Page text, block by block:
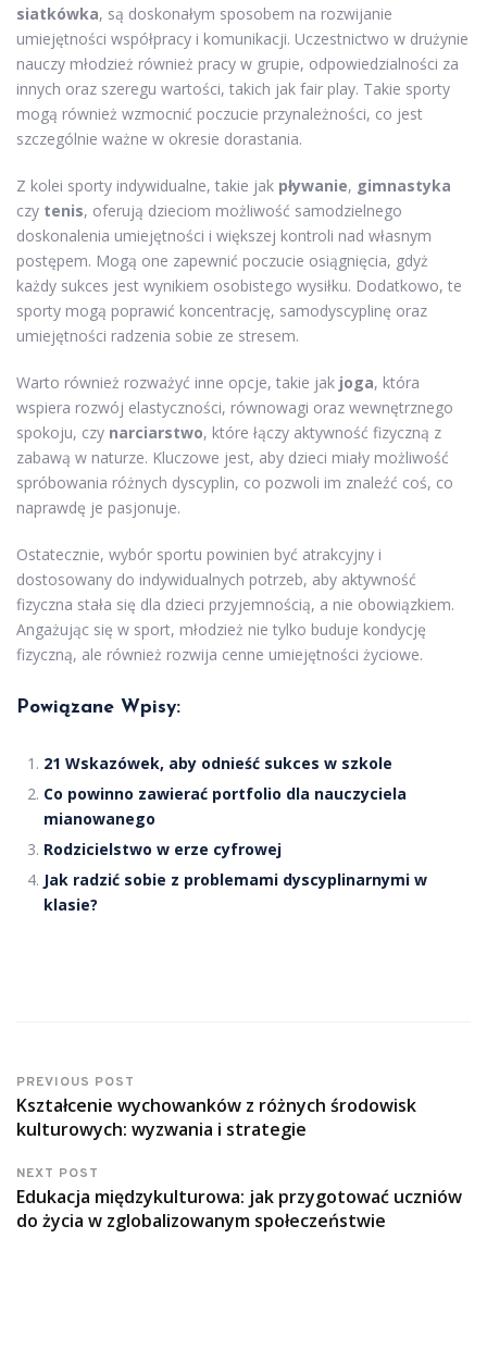
siatkówka, są doskonałym sposobem na rozwijanie
umiejętności współpracy i komunikacji. Uczestnictwo w drużynie
nauczy młodzież również pracy w grupie, odpowiedzialności za
innych oraz szeregu wartości, takich jak fair play. Takie sporty
mogą również wzmocnić poczucie przynależności, co jest
szczególnie ważne w okresie dorastania.
Z kolei sporty indywidualne, takie jak pływanie, gimnastyka
czy tenis, oferują dzieciom możliwość samodzielnego
doskonalenia umiejętności i większej kontroli nad własnym
postępem. Mogą one zapewnić poczucie osiągnięcia, gdyż
każdy sukces jest wynikiem osobistego wysiłku. Dodatkowo, te
sporty mogą poprawić koncentrację, samodyscyplinę oraz
umiejętności radzenia sobie ze stresem.
Warto również rozważyć inne opcje, takie jak joga, która
wspiera rozwój elastyczności, równowagi oraz wewnętrznego
spokoju, czy narciarstwo, które łączy aktywność fizyczną z
zabawą w naturze. Kluczowe jest, aby dzieci miały możliwość
spróbowania różnych dyscyplin, co pozwoli im znaleźć coś, co
naprawdę je pasjonuje.
Ostatecznie, wybór sportu powinien być atrakcyjny i
dostosowany do indywidualnych potrzeb, aby aktywność
fizyczna stała się dla dzieci przyjemnością, a nie obowiązkiem.
Angażując się w sport, młodzież nie tylko buduje kondycję
fizyczną, ale również rozwija cenne umiejętności życiowe.
Powiązane Wpisy:
21 Wskazówek, aby odnieść sukces w szkole
Co powinno zawierać portfolio dla nauczyciela
mianowanego
Rodzicielstwo w erze cyfrowej
Jak radzić sobie z problemami dyscyplinarnymi w
klasie?
PREVIOUS POST
Kształcenie wychowanków z różnych środowisk
kulturowych: wyzwania i strategie
NEXT POST
Edukacja międzykulturowa: jak przygotować uczniów
do życia w zglobalizowanym społeczeństwie